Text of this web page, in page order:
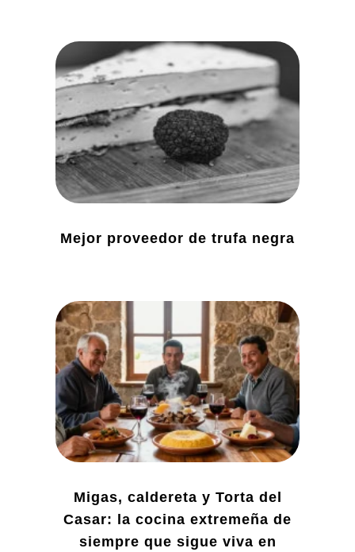
Mejor proveedor de trufa negra
Migas, caldereta y Torta del
Casar: la cocina extremeña de
siempre que sigue viva en